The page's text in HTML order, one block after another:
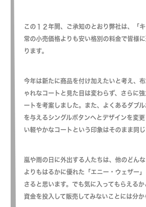
この１２年間、ご承知のとおり弊社は、「
常の小売価格よりも安い格別の料金で皆様
ります。
今年は新たに商品を付け加えたいと考え、
ゃれなコートと見た目は変わらず、さらに
ートを考案しました。また、よくあるダブ
を与えるシングルボタンへとデザインを変
い軽やかなコートという印象はそのまま同じ
嵐や雨の日に外出する人たちは、他のどん
よりもはるかに優れた「エニー・ウェザー
さると思います。でも気に入ってもらえる
資金を投入して販売してみないことには分か